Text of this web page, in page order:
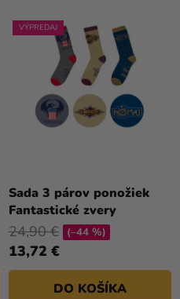
VÝPREDAJ
Sada 3 párov ponožiek
Fantastické zvery
13,72 €
24,90 € (–44 %)
DO KOŠÍKA